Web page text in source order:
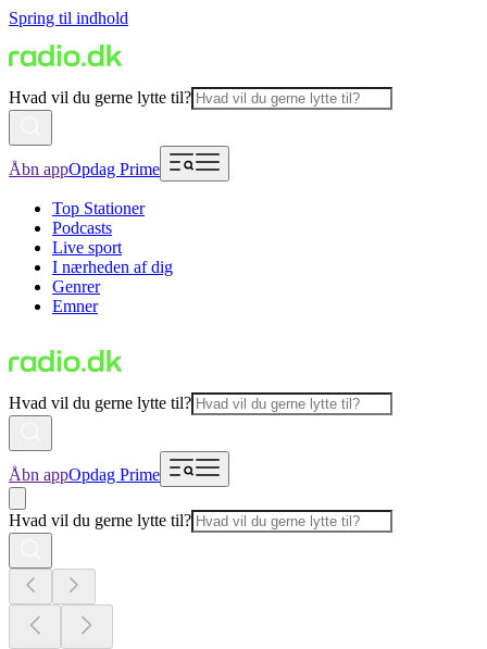
Spring til indhold
Hvad vil du gerne lytte til?
Åbn appOpdag Prime
Top Stationer
Podcasts
Live sport
I nærheden af dig
Genrer
Emner
Hvad vil du gerne lytte til?
Åbn appOpdag Prime
Hvad vil du gerne lytte til?